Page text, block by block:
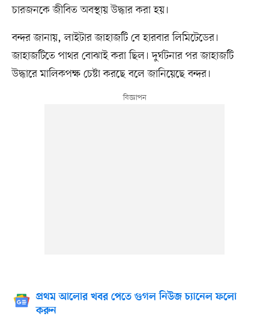
চারজনকে জীবিত অবস্থায় উদ্ধার করা হয়।
বন্দর জানায়, লাইটার জাহাজটি বে হারবার লিমিটেডের।
জাহাজটিতে পাথর বোঝাই করা ছিল। দুর্ঘটনার পর জাহাজটি
উদ্ধারে মালিকপক্ষ চেষ্টা করছে বলে জানিয়েছে বন্দর।
প্রথম আলোর খবর পেতে গুগল নিউজ চ্যানেল ফলো
করুন